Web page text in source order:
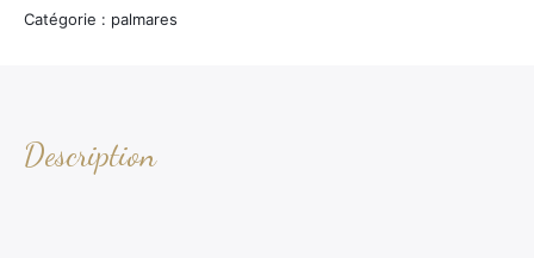
2026_FSGT_Dimanche_palmares058
Catégorie : palmares
Description